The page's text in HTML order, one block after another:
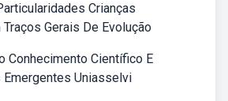
Crianças
Gerais De Evolução
Conhecimento Científico E
Emergentes Uniasselvi